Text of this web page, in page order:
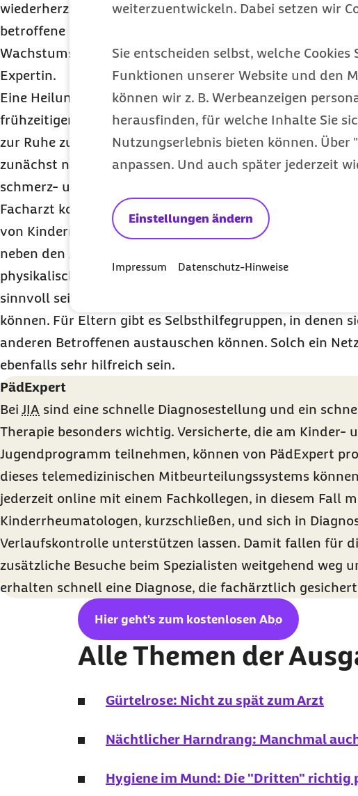
weiterzuentwickeln. Dabei setzen wir
Sie entscheiden selbst, welche
Funktionen unserer Website und den
können wir z. B. Werbeanzeigen
herausfinden, für welche Inhalte Sie
Nutzungserlebnis bieten können.
anpassen. Und auch später jederzeit
Einstellungen ändern
Impressum Datenschutz-Hinweise
wiederherzustellen. Wird die Erkrankung nicht
betroffene Gelenk allmählich zerstört werden, und
Wachstumsstörungen sowie Muskelschwund können die
Expertin.
Eine Heilung ist nicht möglich, mit der richtigen
frühzeitigen Therapiebeginn bestehen aber gute
zur Ruhe zu bringen. Im Bereich der Arzneimittel
zunächst nichtsteroidale Antirheumatika (NSAR)
schmerz- und entzündungshemmend wirken. Nach
Facharzt kommen auch sogenannte Biologika zum
von Kindern mit
JIAsollte möglichst fachübergreifend
neben den Arzneimitteln auch Krankengymnastik,
physikalische Maßnahmen beinhalten. Auch eine
sinnvoll sein, um die seelischen Nöte der kleinen
können. Für Eltern gibt es Selbsthilfegruppen, in denen
anderen Betroffenen austauschen können. Solch ein
ebenfalls sehr hilfreich sein.
PädExpert
Bei JIA sind eine schnelle Diagnosestellung und ein
Therapie besonders wichtig. Versicherte, die am Kinder-
Jugendprogramm teilnehmen, können von PädExpert
dieses telemedizinischen Mitbeurteilungssystems
jederzeit online mit einem Fachkollegen, in diesem Fall
Kinderrheumatologen, kurzschließen, und sich in
Verlaufskontrolle unterstützen lassen. Damit fallen für
zusätzliche Besuche beim Spezialisten weitgehend weg
erhalten schnell eine Diagnose, die fachärztlich
Hier geht's zum kostenlosen Abo
Alle Themen der
Gürtelrose: Nicht zu spät zum Arzt
Nächtlicher Harndrang: Manchmal
Hygiene im Mund: Die "Dritten" richtig